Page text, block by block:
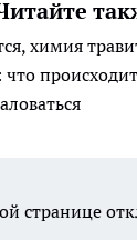
химия
странице